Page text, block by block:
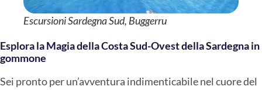
Escursioni Sardegna Sud, Buggerru
Esplora la Magia della Costa Sud-Ovest della Sardegna in
gommone
Sei pronto per un’avventura indimenticabile nel cuore del